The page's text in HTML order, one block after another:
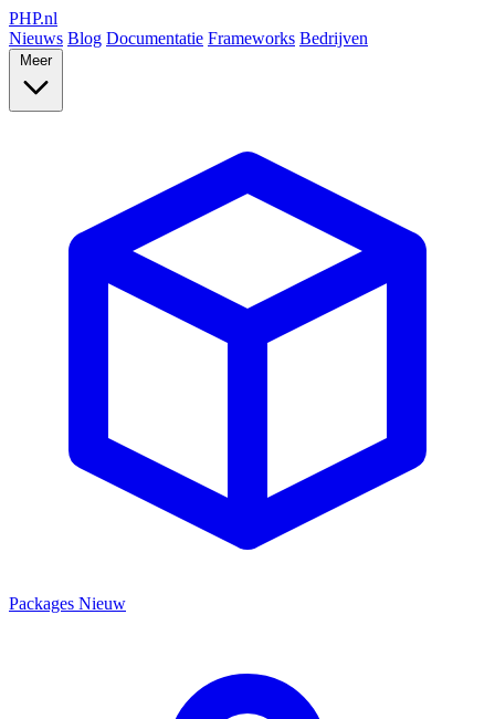
PHP.nl
Nieuws Blog Documentatie Frameworks Bedrijven
Meer
Packages Nieuw